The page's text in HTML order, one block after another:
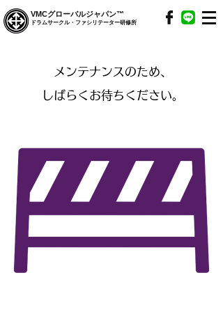
VMCグローバルジャパン™
ドラムサークル・ファシリテーター研修所
メンテナンスのため、
しばらくお待ちください。